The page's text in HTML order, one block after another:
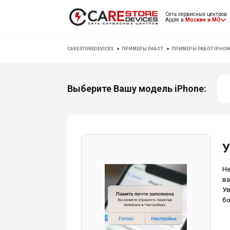
Сеть сервисных центров
Apple в Москве и МО
CARESTOREDEVICES > ПРИМЕРЫ РАБОТ > ПРИМЕРЫ РАБОТ
Выберите Вашу модель iPhone: